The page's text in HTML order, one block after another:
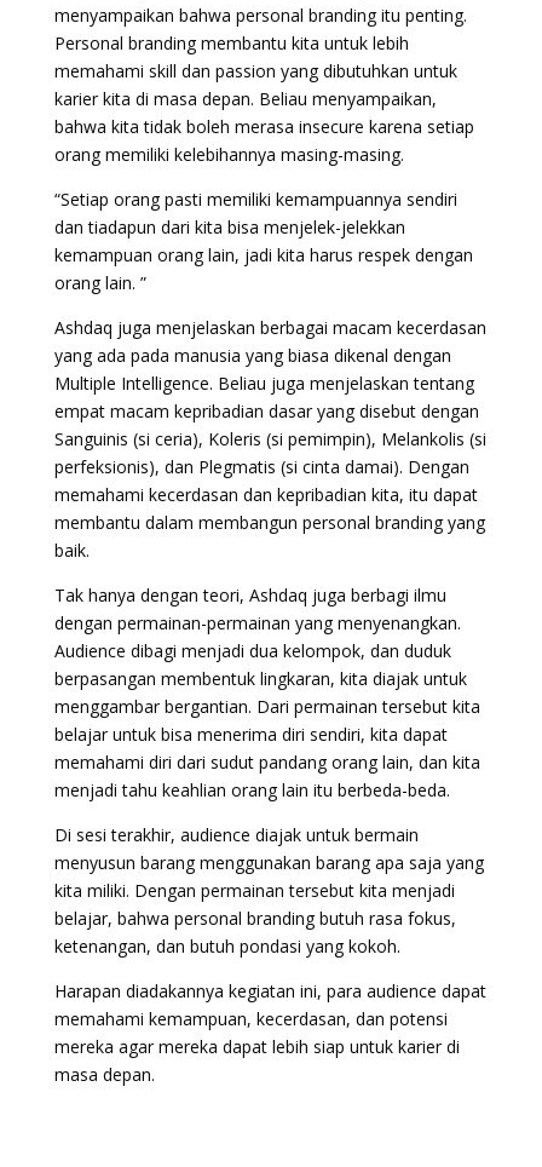
menyampaikan bahwa personal branding itu penting.
Personal branding membantu kita untuk lebih
memahami skill dan passion yang dibutuhkan untuk
karier kita di masa depan. Beliau menyampaikan,
bahwa kita tidak boleh merasa insecure karena setiap
orang memiliki kelebihannya masing-masing.
“Setiap orang pasti memiliki kemampuannya sendiri
dan tiadapun dari kita bisa menjelek-jelekkan
kemampuan orang lain, jadi kita harus respek dengan
orang lain. ”
Ashdaq juga menjelaskan berbagai macam kecerdasan
yang ada pada manusia yang biasa dikenal dengan
Multiple Intelligence. Beliau juga menjelaskan tentang
empat macam kepribadian dasar yang disebut dengan
Sanguinis (si ceria), Koleris (si pemimpin), Melankolis (si
perfeksionis), dan Plegmatis (si cinta damai). Dengan
memahami kecerdasan dan kepribadian kita, itu dapat
membantu dalam membangun personal branding yang
baik.
Tak hanya dengan teori, Ashdaq juga berbagi ilmu
dengan permainan-permainan yang menyenangkan.
Audience dibagi menjadi dua kelompok, dan duduk
berpasangan membentuk lingkaran, kita diajak untuk
menggambar bergantian. Dari permainan tersebut kita
belajar untuk bisa menerima diri sendiri, kita dapat
memahami diri dari sudut pandang orang lain, dan kita
menjadi tahu keahlian orang lain itu berbeda-beda.
Di sesi terakhir, audience diajak untuk bermain
menyusun barang menggunakan barang apa saja yang
kita miliki. Dengan permainan tersebut kita menjadi
belajar, bahwa personal branding butuh rasa fokus,
ketenangan, dan butuh pondasi yang kokoh.
Harapan diadakannya kegiatan ini, para audience dapat
memahami kemampuan, kecerdasan, dan potensi
mereka agar mereka dapat lebih siap untuk karier di
masa depan.